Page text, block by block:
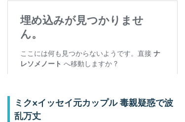
ミク×イッセイ元カップル 毒親疑惑で波
乱万丈